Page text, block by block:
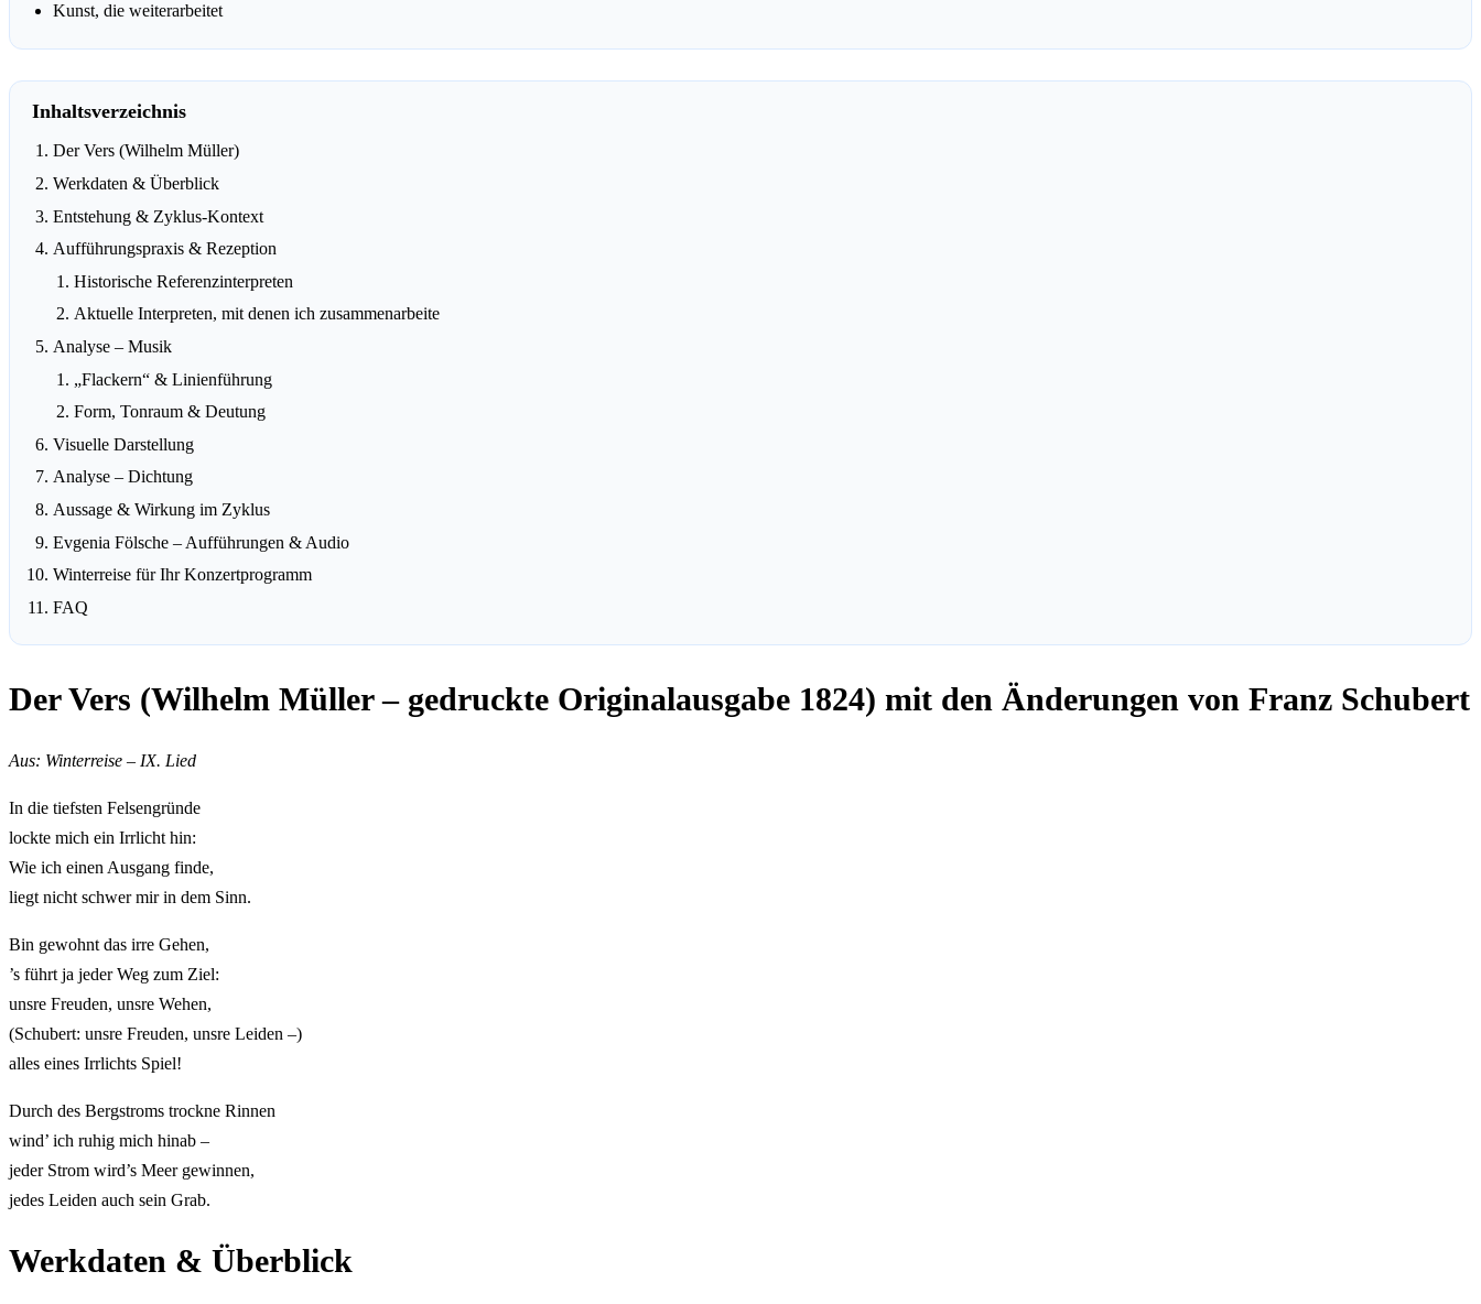
Kunst, die weiterarbeitet
Inhaltsverzeichnis
Der Vers (Wilhelm Müller)
Werkdaten & Überblick
Entstehung & Zyklus-Kontext
Aufführungspraxis & Rezeption
Historische Referenzinterpreten
Aktuelle Interpreten, mit denen ich zusammenarbeite
Analyse – Musik
„Flackern“ & Linienführung
Form, Tonraum & Deutung
Visuelle Darstellung
Analyse – Dichtung
Aussage & Wirkung im Zyklus
Evgenia Fölsche – Aufführungen & Audio
Winterreise für Ihr Konzertprogramm
FAQ
Der Vers (Wilhelm Müller – gedruckte Originalausgabe 1824) mit den Änderungen von Franz Schubert
Aus: Winterreise – IX. Lied
In die tiefsten Felsengründe
lockte mich ein Irrlicht hin:
Wie ich einen Ausgang finde,
liegt nicht schwer mir in dem Sinn.
Bin gewohnt das irre Gehen,
’s führt ja jeder Weg zum Ziel:
unsre Freuden, unsre Wehen,
(Schubert: unsre Freuden, unsre Leiden –)
alles eines Irrlichts Spiel!
Durch des Bergstroms trockne Rinnen
wind’ ich ruhig mich hinab –
jeder Strom wird’s Meer gewinnen,
jedes Leiden auch sein Grab.
Werkdaten & Überblick